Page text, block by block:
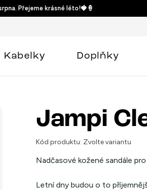
Přejeme krásné léto!🍓🍦
osobních údajů
Kabelky Doplňky
Jampi
Kód produktu: Zvolte variantu
Nadčasové kožené sandále
Letní dny budou o to